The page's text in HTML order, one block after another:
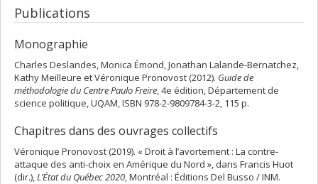
Publications
Monographie
Charles Deslandes, Monica Émond, Jonathan Lalande-Bernatchez,
Kathy Meilleure et Véronique Pronovost (2012). Guide de
méthodologie du Centre Paulo Freire, 4e édition, Département de
science politique, UQAM, ISBN 978-2-9809784-3-2, 115 p.
Chapitres dans des ouvrages collectifs
Véronique Pronovost (2019). « Droit à l’avortement : La contre-
attaque des anti-choix en Amérique du Nord », dans Francis Huot
(dir.),L’État du Québec 2020, Montréal : Éditions Del Busso / INM.